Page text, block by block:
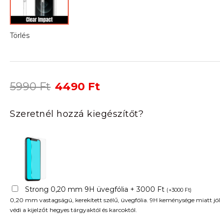
Törlés
5990Ft Original
was:
5990 Ft.
4490 Ft
is:
4490 Ft.
Szeretnél hozzá kiegészítőt?
Strong 0,20 mm 9H üvegfólia + 3000 Ft (+3000 Ft)
0,20 mm vastagságú, kerekített szélű, üvegfólia. 9H keménysége miatt jól
védi a kijelzőt hegyes tárgyaktól és karcoktól.